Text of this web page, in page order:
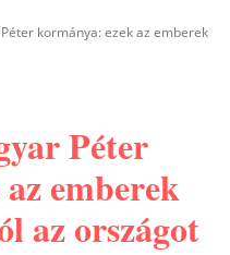
kormánya: ezek az emberek
Péter
emberek
az országot